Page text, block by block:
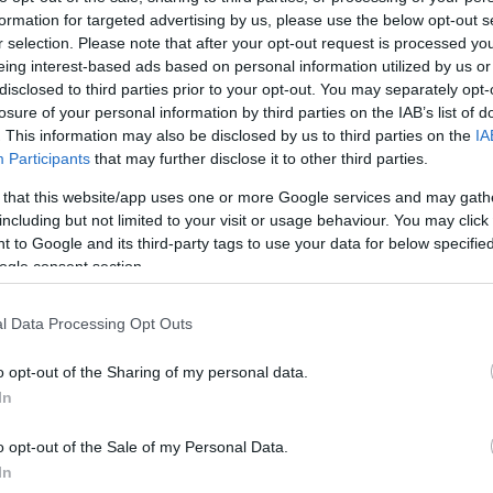
for targeted advertising by us, please use the below opt-out
selection. Please note that after your opt-out request is processed
interest-based ads based on personal information utilized by us
to third parties prior to your opt-out. You may separately
of your personal information by third parties on the IAB’s list of
This information may also be disclosed by us to third parties on the
Participants that may further disclose it to other third parties.
that this website/app uses one or more Google services and may
but not limited to your visit or usage behaviour. You may
to Google and its third-party tags to use your data for below
consent section.
Data Processing Opt Outs
opt-out of the Sharing of my personal data.
opt-out of the Sale of my Personal Data.
Jelszó Emlékezzen rám
Regisztráció
szaknévsora
KERTÉSZ ÉS KERTÉSZET REGISZTRÁCIÓ NÖVÉNYKATALÓGUS
143
7
16
6
7
3
4
3
143
7
16
6
7
3
4 3